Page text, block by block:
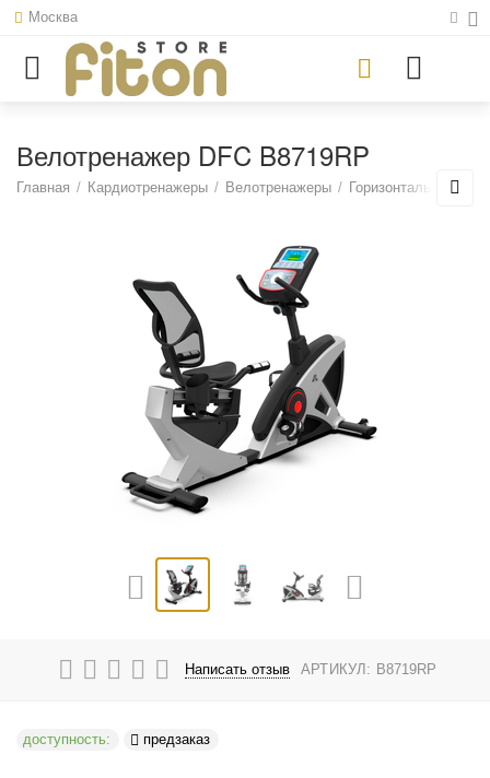
Москва
Велотренажер DFC B8719RP
Главная / Кардиотренажеры / Велотренажеры / Горизонтальные
Написать отзыв АРТИКУЛ: B8719RP
доступность: предзаказ